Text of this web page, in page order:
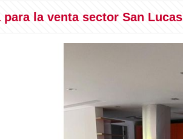
para la venta sector San Lucas